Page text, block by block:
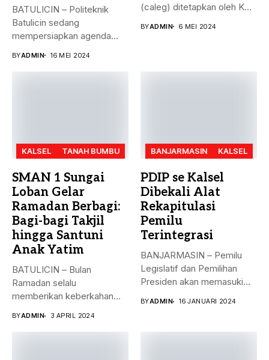
BATULICIN – Politeknik
Batulicin sedang
mempersiapkan agenda
BYADMIN 16 MEI 2024
(caleg) ditetapkan oleh KPU
BYADMIN 6 MEI 2024
KALSEL TANAH BUMBU
SMAN 1 Sungai
Loban Gelar
Ramadan Berbagi:
Bagi-bagi Takjil
hingga Santuni
Anak Yatim
BATULICIN – Bulan
Ramadan selalu
memberikan keberkahan
BYADMIN 3 APRIL 2024
BANJARMASIN KALSEL
PDIP se Kalsel
Dibekali Alat
Rekapitulasi
Pemilu
Terintegrasi
BANJARMASIN – Pemilu
Legislatif dan Pemilihan
Presiden akan memasuki
BYADMIN 16 JANUARI 2024